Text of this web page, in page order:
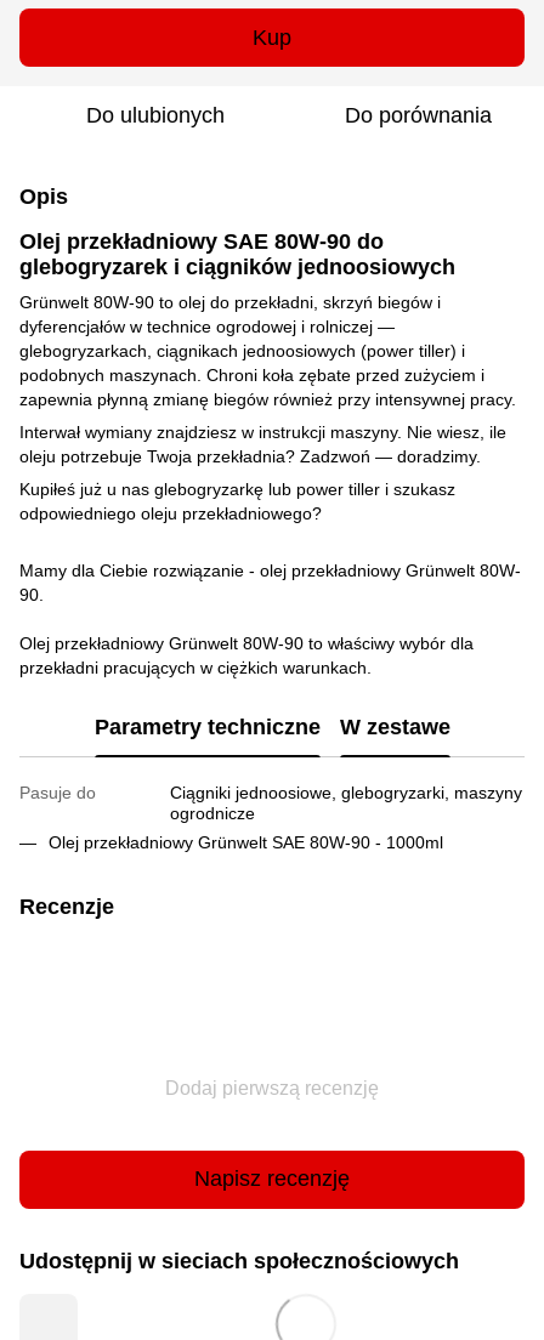
Kup
Do ulubionych Do porównania
Opis
Olej przekładniowy SAE 80W-90 do
glebogryzarek i ciągników jednoosiowych
Grünwelt 80W-90 to olej do przekładni, skrzyń biegów i
dyferencjałów w technice ogrodowej i rolniczej —
glebogryzarkach, ciągnikach jednoosiowych (power tiller) i
podobnych maszynach. Chroni koła zębate przed zużyciem i
zapewnia płynną zmianę biegów również przy intensywnej pracy.
Interwał wymiany znajdziesz w instrukcji maszyny. Nie wiesz, ile
oleju potrzebuje Twoja przekładnia? Zadzwoń — doradzimy.
Kupiłeś już u nas glebogryzarkę lub power tiller i szukasz
odpowiedniego oleju przekładniowego?
Mamy dla Ciebie rozwiązanie - olej przekładniowy Grünwelt 80W-
90.
Olej przekładniowy Grünwelt 80W-90 to właściwy wybór dla
przekładni pracujących w ciężkich warunkach.
Parametry techniczne W zestawe
Pasuje do
Сiągniki jednoosiowe, glebogryzarki, maszyny
ogrodnicze
Olej przekładniowy Grünwelt SAE 80W-90 - 1000ml
Recenzje
Dodaj pierwszą recenzję
Napisz recenzję
Udostępnij w sieciach społecznościowych